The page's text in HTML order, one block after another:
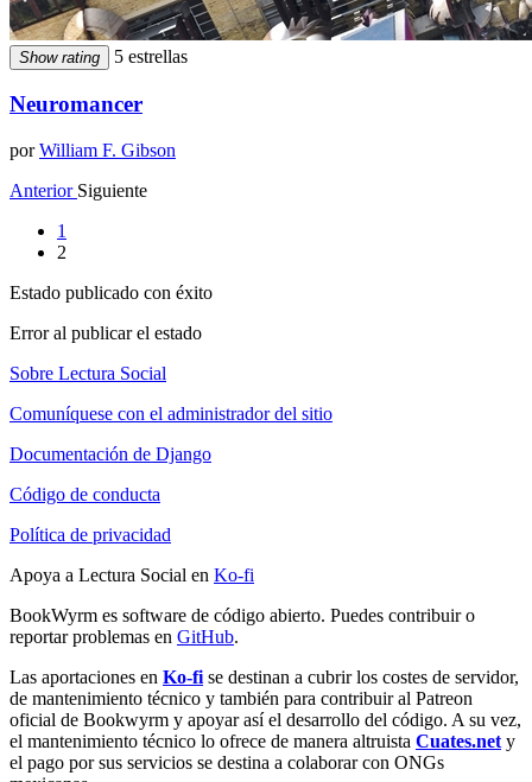
Show rating 5 estrellas
Neuromancer
porWilliam F. Gibson
Anterior Siguiente
1
2
Estado publicado con éxito
Error al publicar el estado
Sobre Lectura Social
Comuníquese con el administrador del sitio
Documentación de Django
Código de conducta
Política de privacidad
Apoya a Lectura Social en Ko-fi
BookWyrm es software de código abierto. Puedes contribuir o
reportar problemas en GitHub.
Las aportaciones en Ko-fi se destinan a cubrir los costes de servidor,
de mantenimiento técnico y también para contribuir al Patreon
oficial de Bookwyrm y apoyar así el desarrollo del código. A su vez,
el mantenimiento técnico lo ofrece de manera altruista Cuates.net y
el pago por sus servicios se destina a colaborar con ONGs